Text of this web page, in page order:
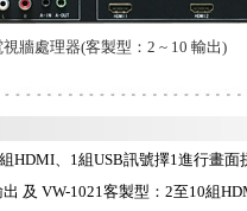
視牆處理器(客製型：2 ~ 10 輸出)
HDMI、1組USB訊號擇1進行畫面
及 VW-1021客製型：2至10組